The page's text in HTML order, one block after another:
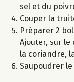
sel et du
Couper la
Préparer 2
Ajouter, sur le
la coriandre,
Saupoudrer